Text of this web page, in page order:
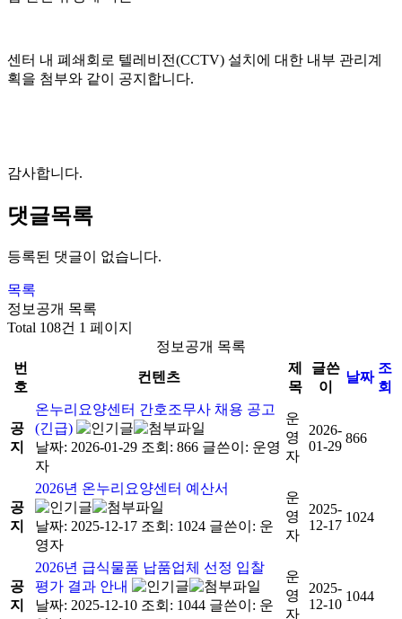
센터 내 폐쇄회로 텔레비전(CCTV) 설치에 대한 내부 관리계
획을 첨부와 같이 공지합니다.
감사합니다.
댓글목록
등록된 댓글이 없습니다.
목록
정보공개 목록
Total 108건 1 페이지
정보공개 목록
번
호
컨텐츠
제
목
글쓴
이
날짜
조
회
공
지
온누리요양센터 간호조무사 채용 공고
(긴급)
날짜: 2026-01-29 조회: 866 글쓴이: 운영
자
운
영
자
2026-
01-29
866
공
지
2026년 온누리요양센터 예산서
날짜: 2025-12-17 조회: 1024 글쓴이: 운
영자
운
영
자
2025-
12-17
1024
공
지
2026년 급식물품 납품업체 선정 입찰
평가 결과 안내
날짜: 2025-12-10 조회: 1044 글쓴이: 운
운
영
자
2025-
12-10
1044